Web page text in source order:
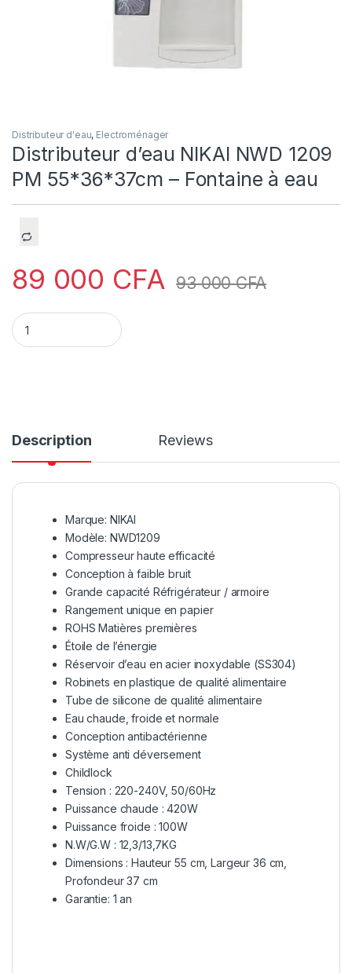
Distributeur d'eau, Electroménager
Distributeur d’eau NIKAI NWD 1209
PM 55*36*37cm – Fontaine à eau
89 000 CFA 93 000CFA
Distributeur d'eau NIKAI NWD 1209 PM 55*36*37cm -
Description Reviews
Marque: NIKAI
Modèle: NWD1209
Compresseur haute efficacité
Conception à faible bruit
Grande capacité Réfrigérateur / armoire
Rangement unique en papier
ROHS Matières premières
Étoile de l’énergie
Réservoir d’eau en acier inoxydable (SS304)
Robinets en plastique de qualité alimentaire
Tube de silicone de qualité alimentaire
Eau chaude, froide et normale
Conception antibactérienne
Système anti déversement
Childlock
Tension : 220-240V, 50/60Hz
Puissance chaude : 420W
Puissance froide : 100W
N.W/G.W : 12,3/13,7KG
Dimensions : Hauteur 55 cm, Largeur 36 cm,
Profondeur 37 cm
Garantie: 1 an